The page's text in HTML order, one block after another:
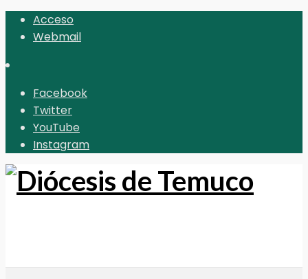
Acceso
Webmail
Facebook
Twitter
YouTube
Instagram